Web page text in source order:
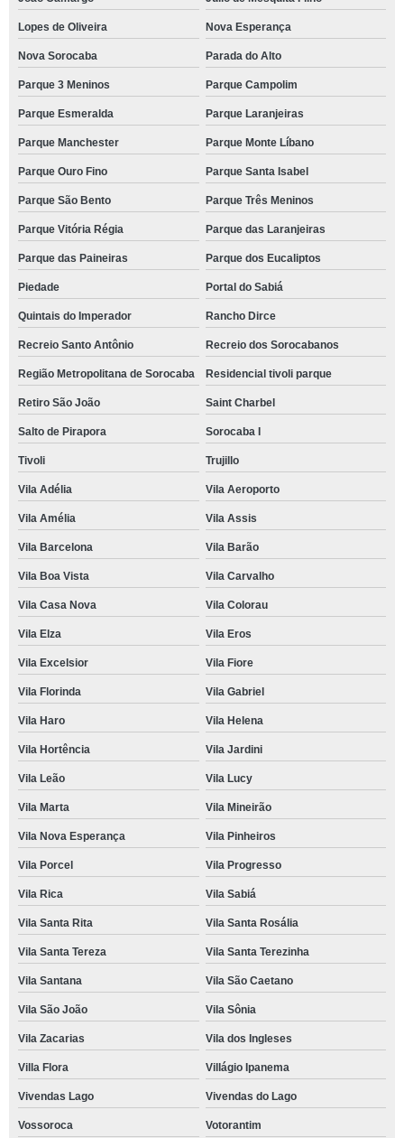
Lopes de Oliveira Nova Esperança
Nova Sorocaba Parada do Alto
Parque 3 Meninos Parque Campolim
Parque Esmeralda Parque Laranjeiras
Parque Manchester Parque Monte Líbano
Parque Ouro Fino Parque Santa Isabel
Parque São Bento Parque Três Meninos
Parque Vitória Régia Parque das Laranjeiras
Parque das Paineiras Parque dos Eucaliptos
Piedade Portal do Sabiá
Quintais do Imperador Rancho Dirce
Recreio Santo Antônio Recreio dos Sorocabanos
Região Metropolitana de Sorocaba Residencial tivoli parque
Retiro São João Saint Charbel
Salto de Pirapora Sorocaba I
Tivoli Trujillo
Vila Adélia Vila Aeroporto
Vila Amélia Vila Assis
Vila Barcelona Vila Barão
Vila Boa Vista Vila Carvalho
Vila Casa Nova Vila Colorau
Vila Elza Vila Eros
Vila Excelsior Vila Fiore
Vila Florinda Vila Gabriel
Vila Haro Vila Helena
Vila Hortência Vila Jardini
Vila Leão Vila Lucy
Vila Marta Vila Mineirão
Vila Nova Esperança Vila Pinheiros
Vila Porcel Vila Progresso
Vila Rica Vila Sabiá
Vila Santa Rita Vila Santa Rosália
Vila Santa Tereza Vila Santa Terezinha
Vila Santana Vila São Caetano
Vila São João Vila Sônia
Vila Zacarias Vila dos Ingleses
Villa Flora Villágio Ipanema
Vivendas Lago Vivendas do Lago
Vossoroca Votorantim